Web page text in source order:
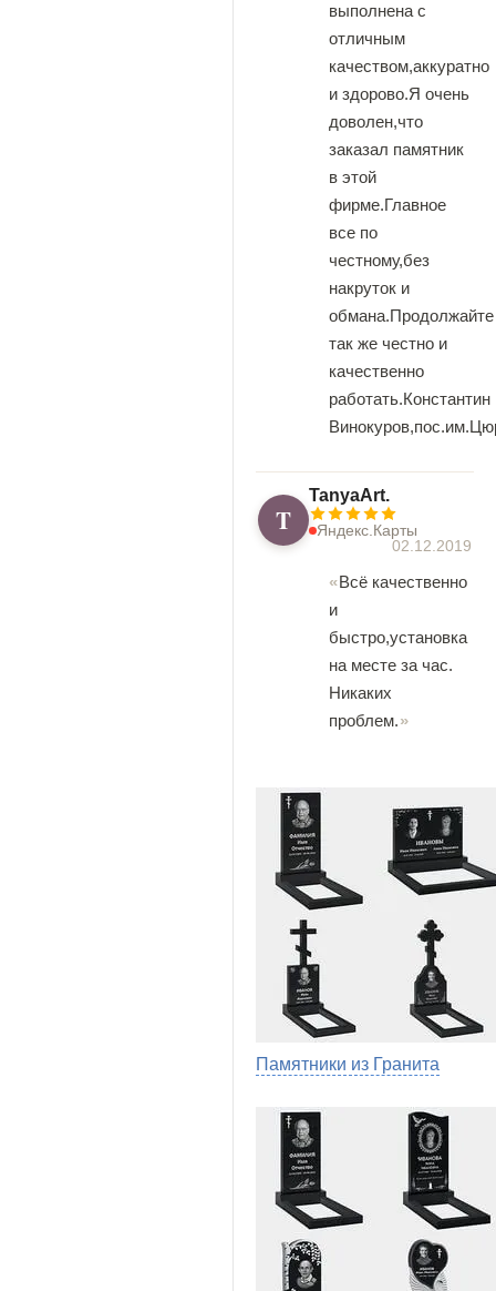
выполнена с
отличным
качеством,аккуратно
и здорово.Я очень
доволен,что
заказал памятник
в этой
фирме.Главное
все по
честному,без
накруток и
обмана.Продолжайте
так же честно и
качественно
работать.Константин
T
TanyaArt.
Яндекс.Карты
02.12.2019
Всё качественно
и
быстро,установка
на месте за час.
Никаких
проблем.
Памятники из Гранита